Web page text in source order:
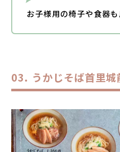
お子様用の椅子や食器
うかじそば首里